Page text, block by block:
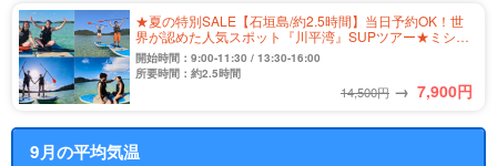
★夏の特別SALE【石垣島/約2.5時間】当日予約OK！世
界が認めた人気スポット『川平湾』SUPツアー★ミシュ
ランガイド三ツ星獲得♪写真無料＆送迎付き（No.301）
開始時間：9:00-11:30 / 13:30-16:00
所要時間：約2.5時間
14,500円 → 7,900円
9月の平均気温